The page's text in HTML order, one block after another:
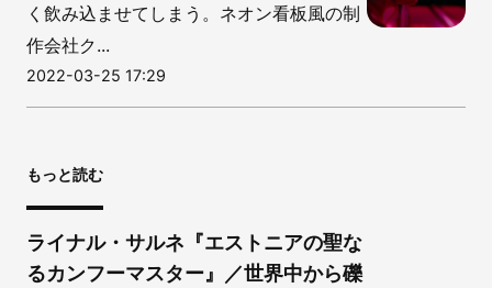
く飲み込ませてしまう。ネオン看板風の制
作会社ク...
2022-03-25 17:29
もっと読む
ライナル・サルネ『エストニアの聖な
るカンフーマスター』／世界中から礫